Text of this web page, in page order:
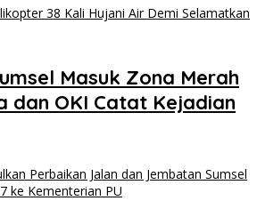
Masuk Zona Merah
dan OKI Catat Kejadian